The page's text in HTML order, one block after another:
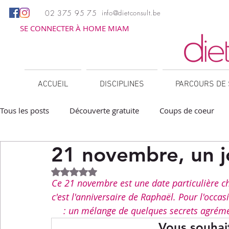
02 375 95 75 info@dietconsult.be
SE CONNECTER À HOME MIAM
ACCUEIL DISCIPLINES PARCOURS
Tous les posts Découverte gratuite Coups de coeur
Barbecue / Plancha Collations
Facile à réchauffer Family corner IG bas
21 novembre, un
Noté NaN étoiles sur 5.
Ce 21 novembre est une date particulière
c'est l'anniversaire de Raphaël. Pour
: un mélange de quelques secrets